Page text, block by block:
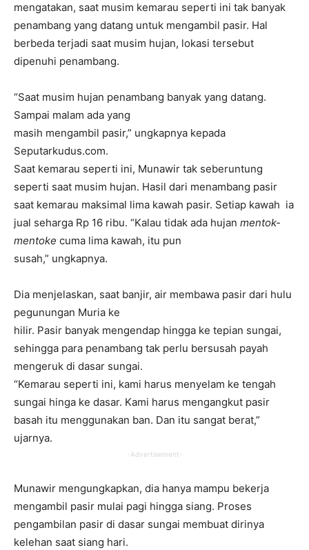
mengatakan, saat musim kemarau seperti ini tak banyak
penambang yang datang untuk mengambil pasir. Hal
berbeda terjadi saat musim hujan, lokasi tersebut
dipenuhi penambang.
“Saat musim hujan penambang banyak yang datang.
Sampai malam ada yang
masih mengambil pasir,” ungkapnya kepada
Seputarkudus.com.
Saat kemarau seperti ini, Munawir tak seberuntung
seperti saat musim hujan. Hasil dari menambang pasir
saat kemarau maksimal lima kawah pasir. Setiap kawah ia
jual seharga Rp 16 ribu. “Kalau tidak ada hujan mentok-
mentoke cuma lima kawah, itu pun
susah,” ungkapnya.
Dia menjelaskan, saat banjir, air membawa pasir dari hulu
pegunungan Muria ke
hilir. Pasir banyak mengendap hingga ke tepian sungai,
sehingga para penambang tak perlu bersusah payah
mengeruk di dasar sungai.
“Kemarau seperti ini, kami harus menyelam ke tengah
sungai hinga ke dasar. Kami harus mengangkut pasir
basah itu menggunakan ban. Dan itu sangat berat,”
ujarnya.
-Advertisement-
Munawir mengungkapkan, dia hanya mampu bekerja
mengambil pasir mulai pagi hingga siang. Proses
pengambilan pasir di dasar sungai membuat dirinya
kelehan saat siang hari.